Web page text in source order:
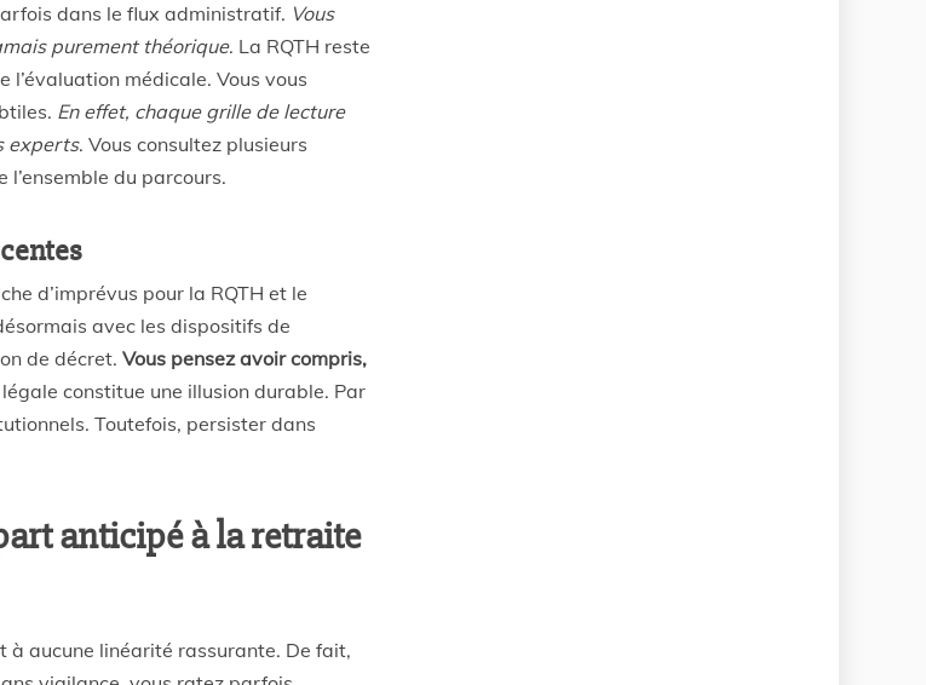
dans le flux administratif. Vous
purement théorique. La RQTH reste
médicale. Vous vous
En effet, chaque grille de lecture
experts. Vous consultez plusieurs
du parcours.
d’imprévus pour la RQTH et le
avec les dispositifs de
de décret. Vous pensez avoir compris,
constitue une illusion durable. Par
Toutefois, persister dans
anticipé à la retraite
à aucune linéarité rassurante. De fait,